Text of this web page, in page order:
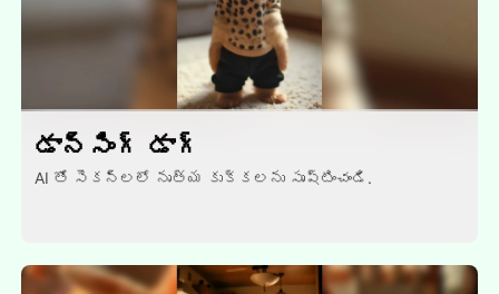
డాన్సింగ్ డాగ్
AI తో సెకన్లలో నృత్య కుక్కలను సృష్టించండి.